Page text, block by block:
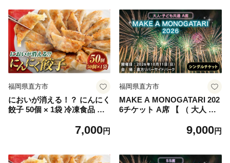
福岡県直方市
においが消える！？ にんにく
餃子 50個 × 1袋 冷凍食品 お
技術 家庭料理 餃子 ギョーザ
7,000円
福岡県直方市
MAKE A MONOGATARI 202
6チケット A席 【 （ 大人 ・
ット 】 花火大会 花火 入場チ
九州最大級 体験
9,000円